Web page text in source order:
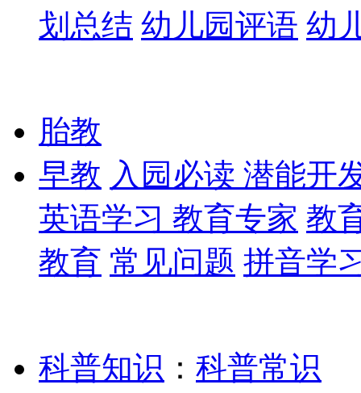
划总结 幼儿园评语 幼
胎教
早教 入园必读 潜能开
英语学习 教育专家 教
教育 常见问题 拼音学
科普知识 ： 科普常识